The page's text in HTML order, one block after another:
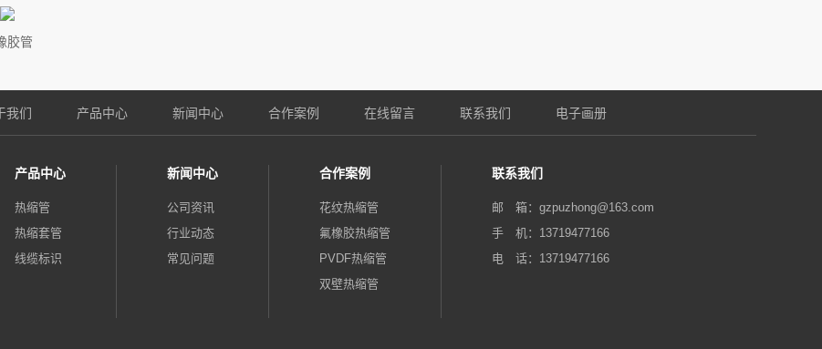
胶管
我们 产品中心 新闻中心 合作案例 在线留言 联系我们 电子画册
产品中心
热缩管
热缩套管
线缆标识
新闻中心
公司资讯
行业动态
常见问题
合作案例
花纹热缩管
氟橡胶热缩管
PVDF热缩管
双壁热缩管
联系我们
邮 箱：gzpuzhong@163.com‬
手 机：13719477166
电 话：13719477166